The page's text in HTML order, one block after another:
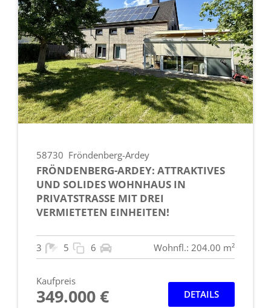
58730 Fröndenberg-Ardey
FRÖNDENBERG-ARDEY: ATTRAKTIVES
UND SOLIDES WOHNHAUS IN
PRIVATSTRASSE MIT DREI V
ERMIETETEN EINHEITEN!
3 5 6 Wohnfl.: 204.00 m²
Kaufpreis
349.000 € DETAILS